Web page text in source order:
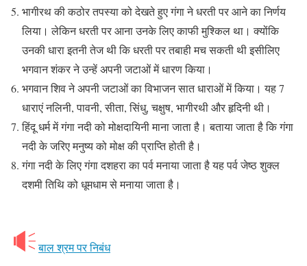
भागीरथ की कठोर तपस्या को देखते हुए गंगा ने धरती पर आने का निर्णय
लिया। लेकिन धरती पर आना उनके लिए काफी मुश्किल था। क्योंकि
उनकी धारा इतनी तेज थी कि धरती पर तबाही मच सकती थी इसीलिए
भगवान शंकर ने उन्हें अपनी जटाओं में धारण किया।
भगवान शिव ने अपनी जटाओं का विभाजन सात धाराओं में किया। यह 7
धाराएं नलिनी, पावनी, सीता, सिंधु, चक्षुष, भागीरथी और हृदिनी थी।
हिंदू धर्म में गंगा नदी को मोक्षदायिनी माना जाता है। बताया जाता है कि गंगा
नदी के जरिए मनुष्य को मोक्ष की प्राप्ति होती है।
गंगा नदी के लिए गंगा दशहरा का पर्व मनाया जाता है यह पर्व जेष्ठ शुक्ल
दशमी तिथि को धूमधाम से मनाया जाता है।
बाल श्रम पर निबंध